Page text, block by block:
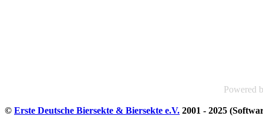
Powered
© Erste Deutsche Biersekte & Biersekte e.V. 2001 - 2025